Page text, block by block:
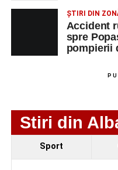
4–6 septembrie
Fest, la Cetatea
ȘTIRI DIN
Accident
spre
pompierii
Stiri din
Sport